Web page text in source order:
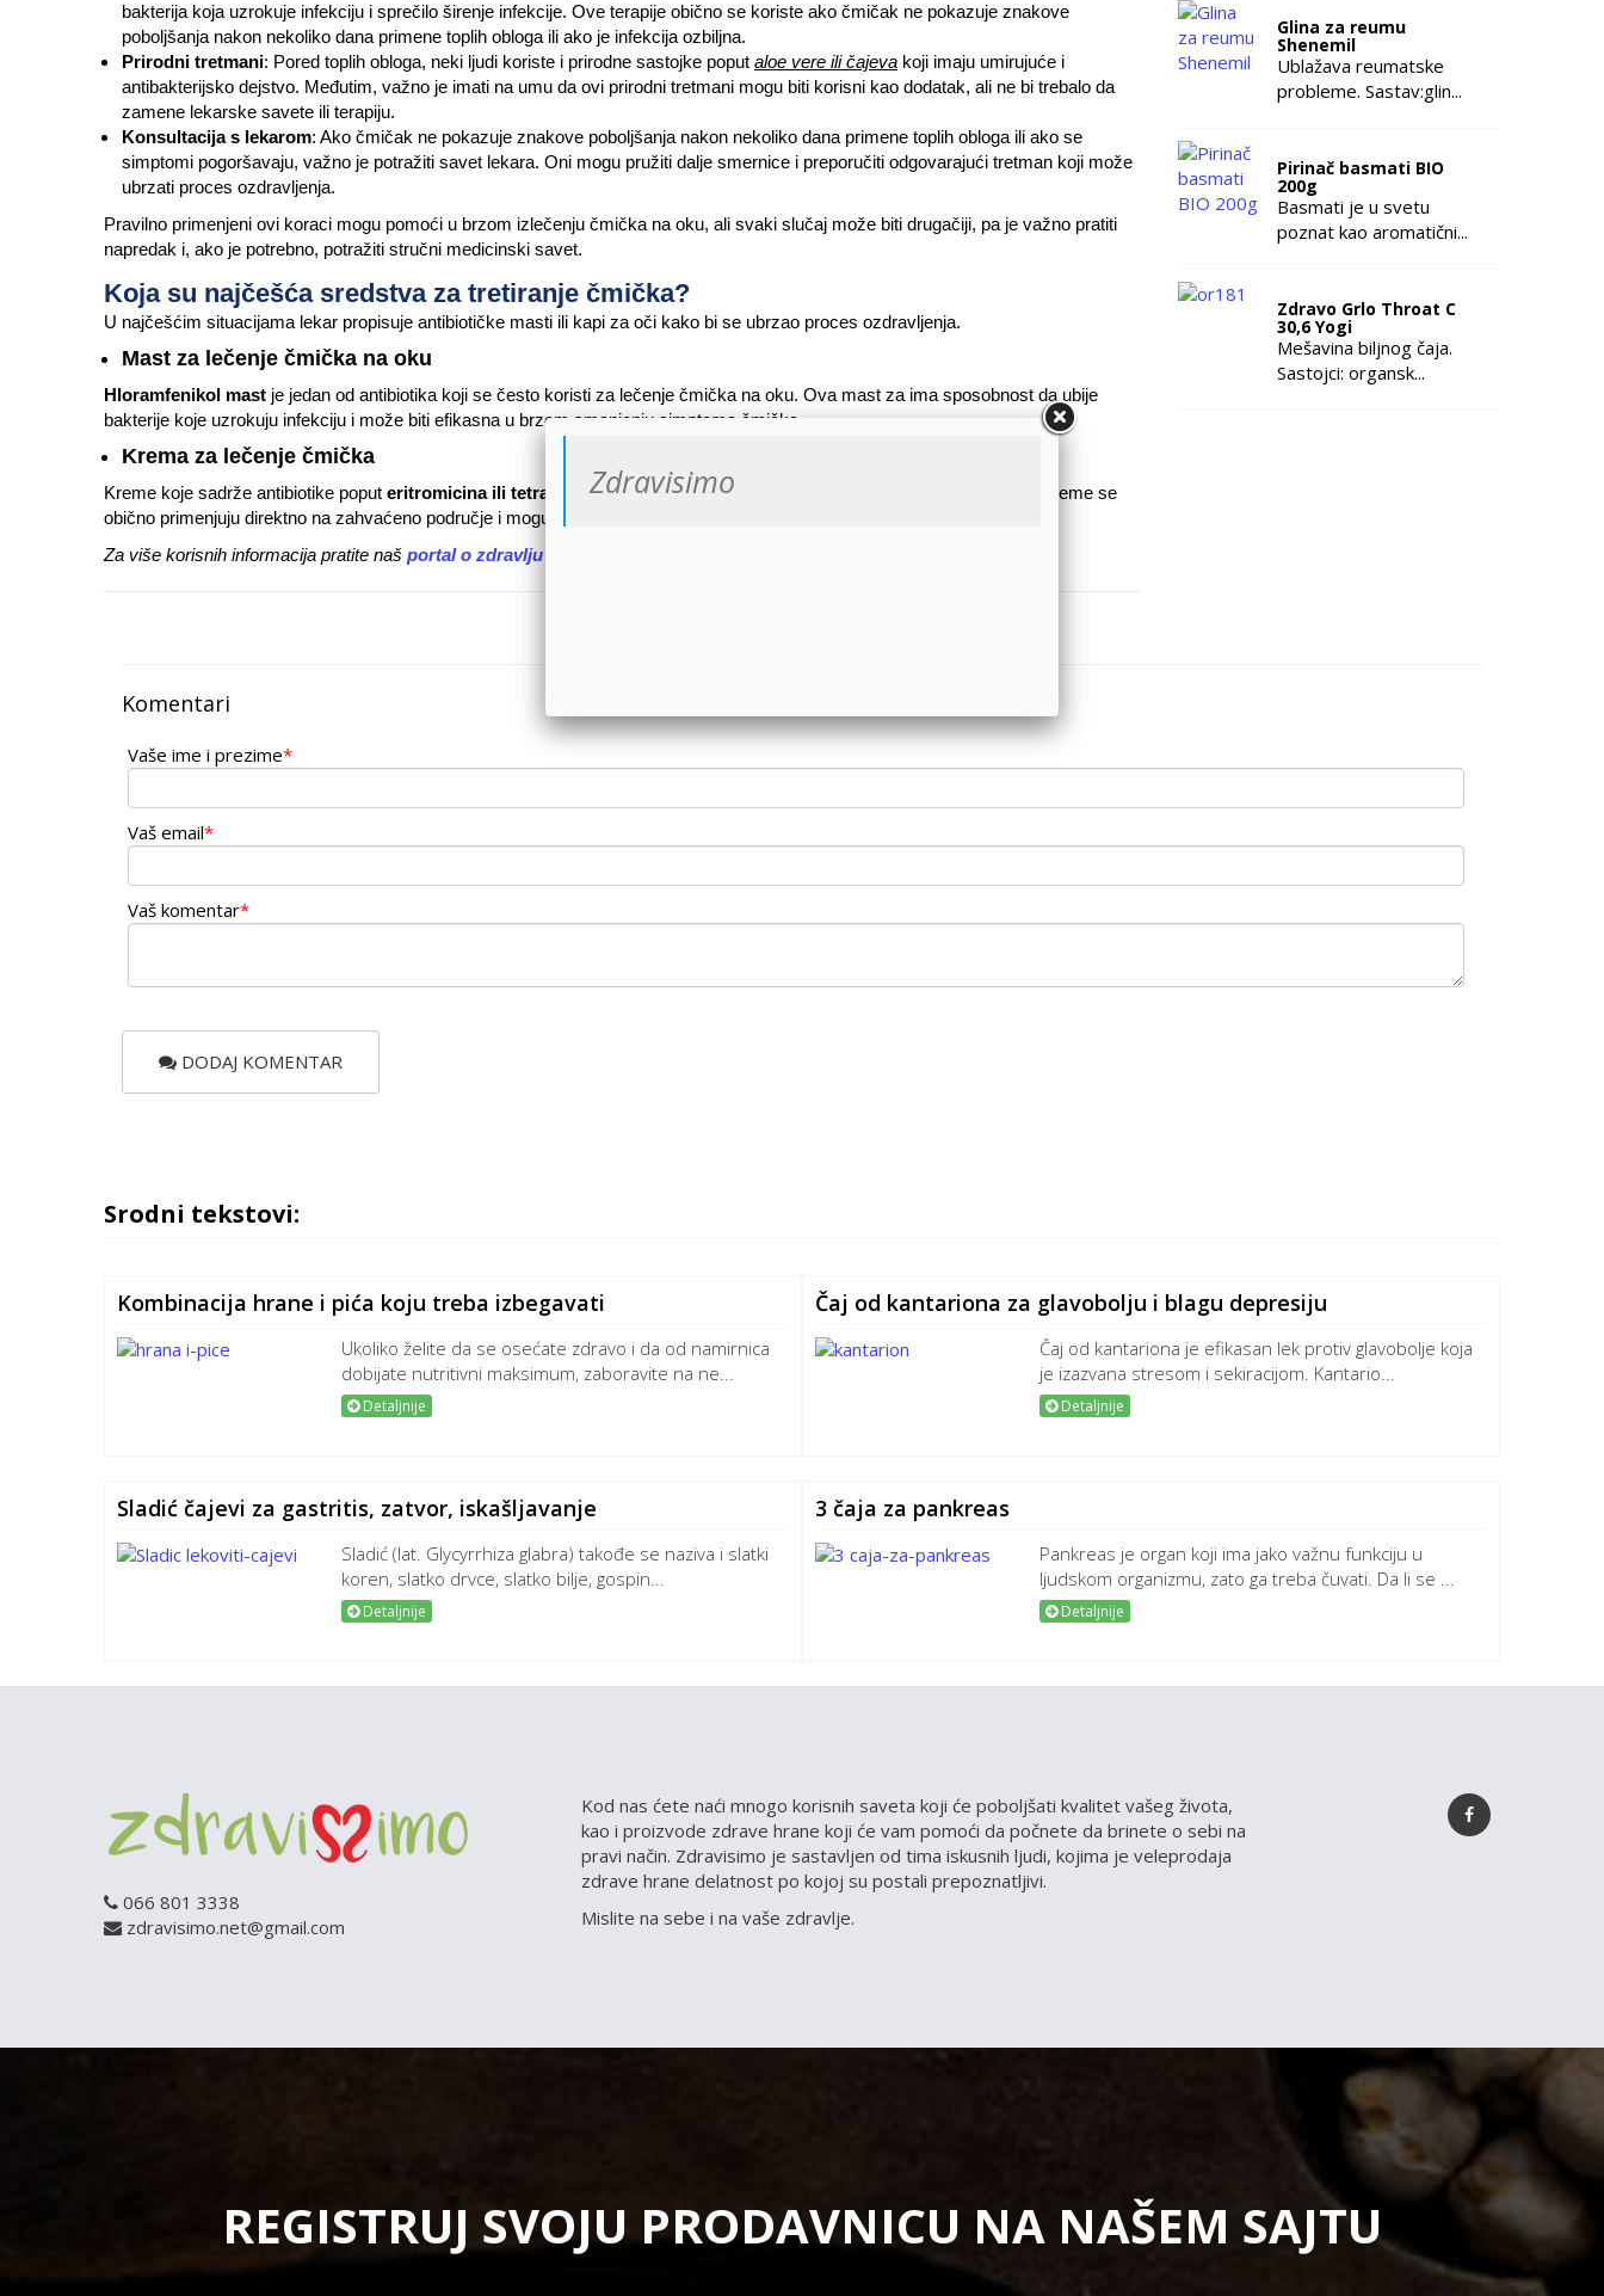
bakterija koja uzrokuje infekciju i sprečilo širenje infekcije. Ove terapije obično se koriste ako čmičak ne pokazuje znakove
poboljšanja nakon nekoliko dana primene toplih obloga ili ako je infekcija ozbiljna.
Prirodni tretmani: Pored toplih obloga, neki ljudi koriste i prirodne sastojke poput aloe vere ili čajeva koji imaju umirujuće i
antibakterijsko dejstvo. Međutim, važno je imati na umu da ovi prirodni tretmani mogu biti korisni kao dodatak, ali ne bi trebalo da
zamene lekarske savete ili terapiju.
Konsultacija s lekarom: Ako čmičak ne pokazuje znakove poboljšanja nakon nekoliko dana primene toplih obloga ili ako se
simptomi pogoršavaju, važno je potražiti savet lekara. Oni mogu pružiti dalje smernice i preporučiti odgovarajući tretman koji može
ubrzati proces ozdravljenja.
Pravilno primenjeni ovi koraci mogu pomoći u brzom izlečenju čmička na oku, ali svaki slučaj može biti drugačiji, pa je važno pratiti
napredak i, ako je potrebno, potražiti stručni medicinski savet.
Koja su najčešća sredstva za tretiranje čmička?
U najčešćim situacijama lekar propisuje antibiotičke masti ili kapi za oči kako bi se ubrzao proces ozdravljenja.
Mast za lečenje čmička na oku
Hloramfenikol mast je jedan od antibiotika koji se često koristi za lečenje čmička na oku. Ova mast za ima sposobnost da ubije
bakterije koje uzrokuju infekciju i može biti efikasna u brzom smanjenju simptoma čmička.
Krema za lečenje čmička
Kreme koje sadrže antibiotike poput eritromicina ili tetraciklinatakođe se mogu koristiti za lečenje čmička na oku. Ove kreme se
obično primenjuju direktno na zahvaćeno područje i mogu pomoći u brzom izlečenju čmička na oku.
Za više korisnih informacija pratite naš portal o zdravlju Zdravisimo
Glina za reumu
Shenemil
Ublažava reumatske
probleme. Sastav:glin...
Pirinač basmati BIO
200g
Basmati je u svetu
poznat kao aromatični...
Zdravo Grlo Throat C
30,6 Yogi
Mešavina biljnog čaja.
Sastojci: organsk...
Komentari
Vaše ime i prezime*
Vaš email*
Vaš komentar*
DODAJ KOMENTAR
Srodni tekstovi:
Kombinacija hrane i pića koju treba izbegavati
Ukoliko želite da se osećate zdravo i da od namirnica
dobijate nutritivni maksimum, zaboravite na ne...
Detaljnije
Čaj od kantariona za glavobolju i blagu depresiju
Čaj od kantariona je efikasan lek protiv glavobolje koja
je izazvana stresom i sekiracijom. Kantario...
Detaljnije
Sladić čajevi za gastritis, zatvor, iskašljavanje
Sladić (lat. Glycyrrhiza glabra) takođe se naziva i slatki
koren, slatko drvce, slatko bilje, gospin...
Detaljnije
3 čaja za pankreas
Pankreas je organ koji ima jako važnu funkciju u
ljudskom organizmu, zato ga treba čuvati. Da li se ...
Detaljnije
066 801 3338
zdravisimo.net@gmail.com
Kod nas ćete naći mnogo korisnih saveta koji će poboljšati kvalitet vašeg života,
kao i proizvode zdrave hrane koji će vam pomoći da počnete da brinete o sebi na
pravi način. Zdravisimo je sastavljen od tima iskusnih ljudi, kojima je veleprodaja
zdrave hrane delatnost po kojoj su postali prepoznatljivi.
Mislite na sebe i na vaše zdravlje.
REGISTRUJ SVOJU PRODAVNICU NA NAŠEM SAJTU
Zdravisimo